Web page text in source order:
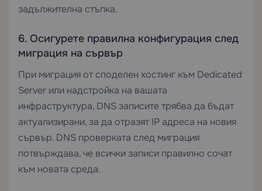
задължителна стъпка.
6. Осигурете правилна конфигурация след
миграция на сървър
При миграция от споделен хостинг към Dedicated
Server или надстройка на вашата
инфраструктура, DNS записите трябва да бъдат
актуализирани, за да отразят IP адреса на новия
сървър. DNS проверката след миграция
потвърждава, че всички записи правилно сочат
към новата среда.